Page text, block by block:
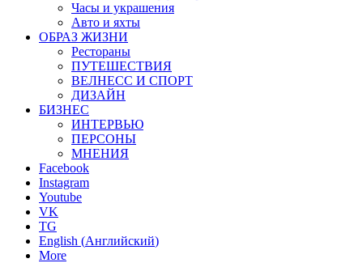
Часы и украшения
Авто и яхты
ОБРАЗ ЖИЗНИ
Рестораны
ПУТЕШЕСТВИЯ
ВЕЛНЕСС И СПОРТ
ДИЗАЙН
БИЗНЕС
ИНТЕРВЬЮ
ПЕРСОНЫ
МНЕНИЯ
Facebook
Instagram
Youtube
VK
TG
English (Английский)
More